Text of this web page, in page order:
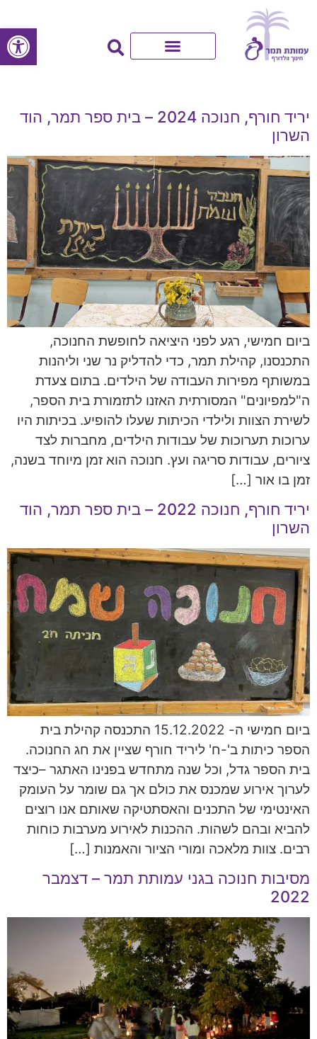
פתח
יריד חורף, חנוכה 2024 – בית ספר תמר, הוד
השרון
ביום חמישי, רגע לפני היציאה לחופשת החנוכה,
התכנסנו, קהילת תמר, כדי להדליק נר שני וליהנות
במשותף מפירות העבודה של הילדים. בתום צעדת
ה"למפיונים" המסורתית האזנו לתזמורת בית הספר,
לשירת הצוות ולילדי הכיתות שעלו להופיע. בכיתות היו
ערוכות תערוכות של עבודות הילדים, מחברות לצד
ציורים, עבודות סריגה ועץ. חנוכה הוא זמן מיוחד בשנה,
זמן בו אור […]
יריד חורף, חנוכה 2022 – בית ספר תמר, הוד
השרון
ביום חמישי ה- 15.12.2022 התכנסה קהילת בית
הספר כיתות ב'-ח' ליריד חורף שציין את חג החנוכה.
בית הספר גדל, וכל שנה מתחדש בפנינו האתגר –כיצד
לערוך אירוע שמכנס את כולם אך גם שומר על העומק
האינטימי של התכנים והאסתטיקה שאותם אנו רוצים
להביא ובהם לשהות. ההכנות לאירוע מערבות כוחות
רבים. צוות מלאכה ומורי הציור והאמנות […]
מסיבות חנוכה בגני עמותת תמר – דצמבר
2022